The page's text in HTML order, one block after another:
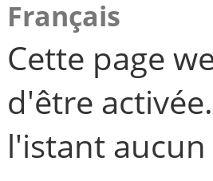
Français
Cette page
d'être
l'istant